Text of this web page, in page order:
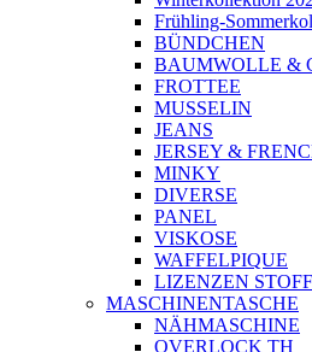
Frühling-
BÜNDCHEN
BAUMWOLLE &
FROTTEE
MUSSELIN
JEANS
JERSEY &
MINKY
DIVERSE
PANEL
VISKOSE
WAFFELPIQUE
LIZENZEN
MASCHINENTASCHE
NÄHMASCHINE
OVERLOCK TH